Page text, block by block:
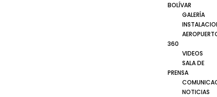
BOLÍVAR
GALERÍA
360
VIDEOS
SALA DE
PRENSA
NOTICIAS